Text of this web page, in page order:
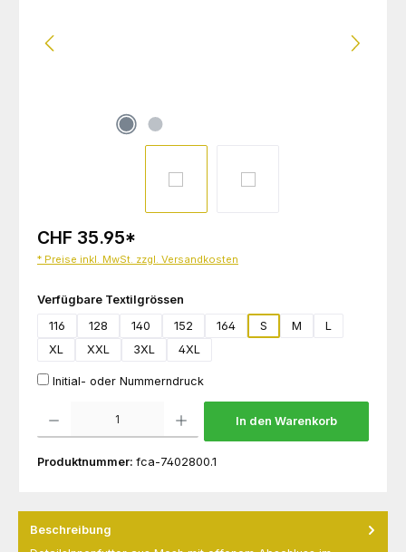
CHF 35.95*
* Preise inkl. MwSt. zzgl. Versandkosten
Verfügbare Textilgrössen
116
128 140 152 164 S M
L
XL
XXL 3XL 4XL
Initial- oder Nummerndruck
In den Warenkorb
Produktnummer: fca-7402800.1
Beschreibung